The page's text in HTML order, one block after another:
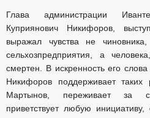
Глава администрации
Куприянович Никифоров,
выражал чувства не
сельхозпредприятия, а
смертен. В искренность его
Никифоров поддерживает таких
Мартынов, переживает за
приветствует любую